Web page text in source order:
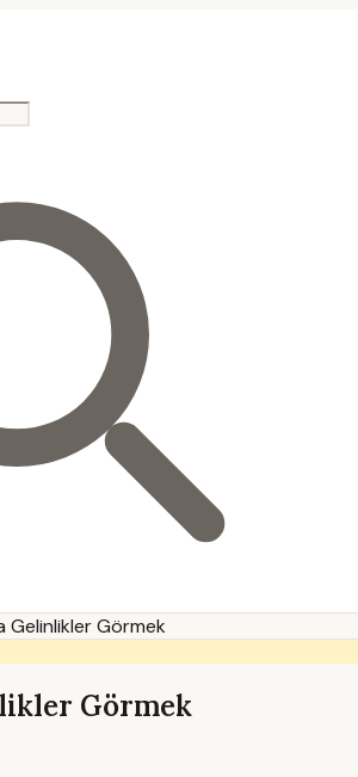
Gelinlikler Görmek
Görmek